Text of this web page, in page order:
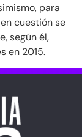
para
cuestión se
según él,
en 2015.